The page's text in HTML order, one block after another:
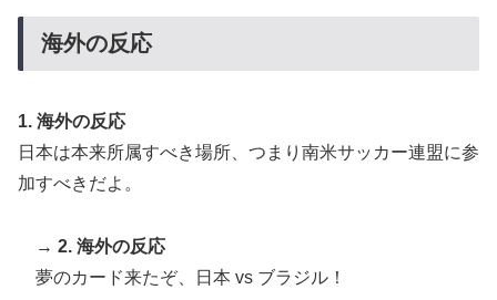
（通算5回目・最多優勝国）」→「韓国は8強で落ちたの
に・・・もう越えられない壁になってしまったね」「韓
国は監督の問題が大きい」「日本はもうどんなに精神勝
海外「コーヒー1杯が6ドルって何なんだ、レシートを二
度見した」値上げで買うのをやめたもの…
▶
米：トランプ大統領、「敵性外国人」による「米国籍目
的の出産ツーリズム禁止令」に署名…寄生侵略防止へ
海外の反応
1. 海外の反応
日本は本来所属すべき場所、つまり南米サッカー連盟に参
加すべきだよ。
→ 2. 海外の反応
夢のカード来たぞ、日本 vs ブラジル！